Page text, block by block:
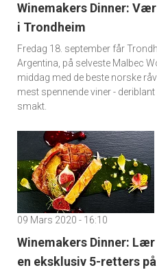
Winemakers Dinner:
i Trondheim
Fredag 18. september får
Argentina, på selveste Malbec
middag med de beste norske
mest spennende viner -
smakt.
09 Mars 2020 - 16:10
Winemakers Dinner:
en eksklusiv 5-retters